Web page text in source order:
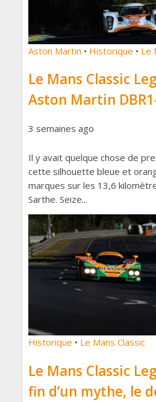
Aston Martin • Historique • Le
Le Mans Classic
Aston Martin
3 semaines ago
Il y avait quelque chose de
cette silhouette bleue et
marques sur les 13,6
Sarthe. Seize...
Historique • Le Mans Classic
Le Mans Classic
fin d’un mythe, le